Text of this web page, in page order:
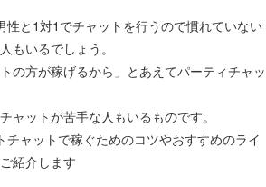
性と1対1でチャットを行うので慣れていない
もいるでしょう。
の方が稼げるから」とあえてパーティチャッ
ャットが苦手な人もいるものです。
チャットで稼ぐためのコツやおすすめのライ
紹介します